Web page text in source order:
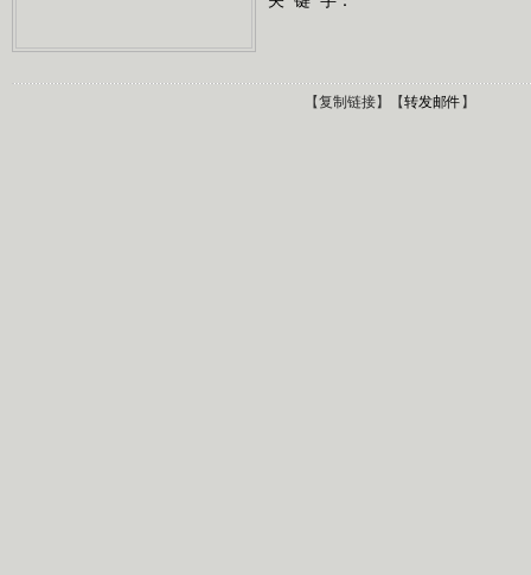
【复制链接】【转发邮件】